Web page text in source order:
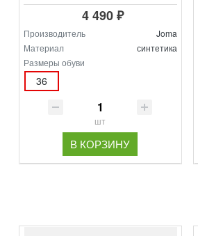
4 490 ₽
Производитель
Joma
Материал
синтетика
Размеры обуви
36
шт
В КОРЗИНУ